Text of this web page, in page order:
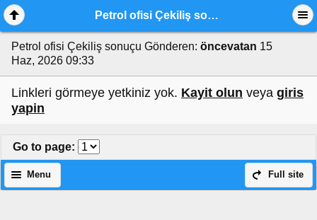
Petrol ofisi Çekiliş sonuçu
Petrol ofisi Çekiliş sonuçu Gönderen: öncevatan 15
Haz, 2026 09:33
Linkleri görmeye yetkiniz yok. Kayit olun veya giris
yapin
Go to page:
Full site
Menu